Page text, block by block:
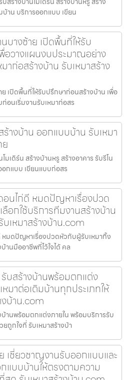
บ้าน บริการออกแบบ เขียน
บางซ้าย เปิดพื้นที่ให้รับ
อวางแผนงบประมาณอย่าง
าก่อสร้างบ้าน รับเหมาสร้าง
เปิดพื้นที่ให้รับปรึกษาก่อนสร้างบ้าน เพื่อ
อนเริ่มงานรับเหมาก่อสร
างบ้าน ออกแบบบ้าน รับเหมา
มเดิร์น สร้างบ้านหรู สร้างอาคาร รับรีโน
อกแบบ เขียนแบบก่อสร
อนไก่ดี หมดปัญหาเรื่องปวด
อกใช้บริการทีมงานสร้างบ้าน
เหมาสร้างบ้าน.com
มดปัญหาเรื่องปวดหัวกับผู้รับเหมาทิ้ง
านมืออาชีพที่ไว้ใจได้ คล
รับสร้างบ้านพร้อมตกแต่ง
มาต่อเติมบ้านทุกประเภทให้
บ้าน.com
บ้านพร้อมตกแต่งภายใน พร้อมบริการรับ
ถูกใจที่ รับเหมาสร้างบ้า
เชี่ยวชาญงานรับออกแบบและ
แบบบ้านให้ตรงตามความ